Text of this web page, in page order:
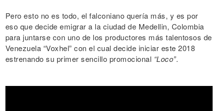
Pero esto no es todo, el falconiano quería más, y es por
eso que decide emigrar a la ciudad de Medellin, Colombia
para juntarse con uno de los productores más talentosos de
Venezuela “Voxhel” con el cual decide iniciar este 2018
estrenando su primer sencillo promocional “Loco”.